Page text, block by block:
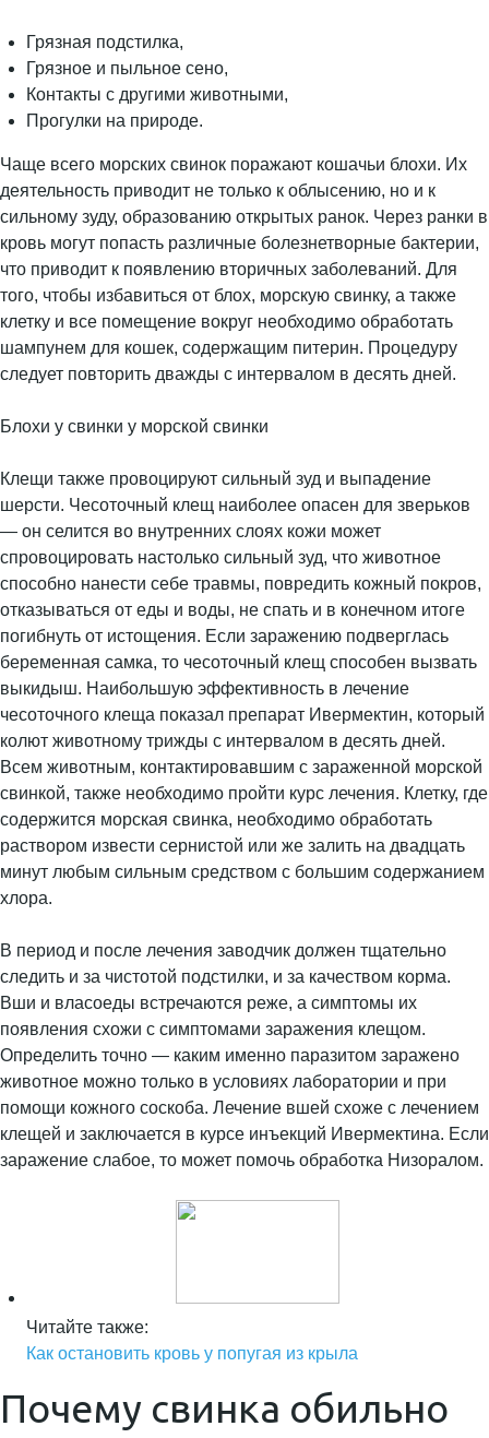
Грязная подстилка,
Грязное и пыльное сено,
Контакты с другими животными,
Прогулки на природе.
Чаще всего морских свинок поражают кошачьи блохи. Их
деятельность приводит не только к облысению, но и к
сильному зуду, образованию открытых ранок. Через ранки в
кровь могут попасть различные болезнетворные бактерии,
что приводит к появлению вторичных заболеваний. Для
того, чтобы избавиться от блох, морскую свинку, а также
клетку и все помещение вокруг необходимо обработать
шампунем для кошек, содержащим питерин. Процедуру
следует повторить дважды с интервалом в десять дней.
Блохи у свинки у морской свинки
Клещи также провоцируют сильный зуд и выпадение
шерсти. Чесоточный клещ наиболее опасен для зверьков
— он селится во внутренних слоях кожи может
спровоцировать настолько сильный зуд, что животное
способно нанести себе травмы, повредить кожный покров,
отказываться от еды и воды, не спать и в конечном итоге
погибнуть от истощения. Если заражению подверглась
беременная самка, то чесоточный клещ способен вызвать
выкидыш. Наибольшую эффективность в лечение
чесоточного клеща показал препарат Ивермектин, который
колют животному трижды с интервалом в десять дней.
Всем животным, контактировавшим с зараженной морской
свинкой, также необходимо пройти курс лечения. Клетку, где
содержится морская свинка, необходимо обработать
раствором извести сернистой или же залить на двадцать
минут любым сильным средством с большим содержанием
хлора.
В период и после лечения заводчик должен тщательно
следить и за чистотой подстилки, и за качеством корма.
Вши и власоеды встречаются реже, а симптомы их
появления схожи с симптомами заражения клещом.
Определить точно — каким именно паразитом заражено
животное можно только в условиях лаборатории и при
помощи кожного соскоба. Лечение вшей схоже с лечением
клещей и заключается в курсе инъекций Ивермектина. Если
заражение слабое, то может помочь обработка Низоралом.
Читайте также:
Как остановить кровь у попугая из крыла
Почему свинка обильно